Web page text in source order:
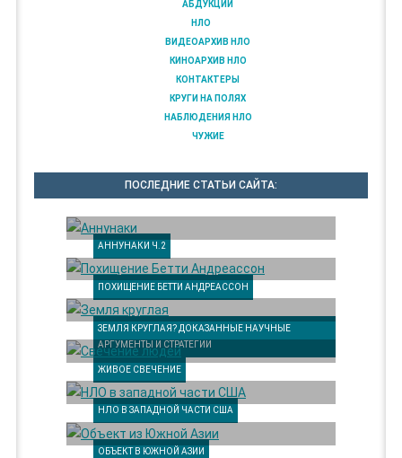
АБДУКЦИИ
НЛО
ВИДЕОАРХИВ НЛО
КИНОАРХИВ НЛО
КОНТАКТЕРЫ
КРУГИ НА ПОЛЯХ
НАБЛЮДЕНИЯ НЛО
ЧУЖИЕ
ПОСЛЕДНИЕ СТАТЬИ САЙТА:
АННУНАКИ Ч.2
ПОХИЩЕНИЕ БЕТТИ АНДРЕАССОН
ЗЕМЛЯ КРУГЛАЯ? ДОКАЗАННЫЕ НАУЧНЫЕ
АРГУМЕНТЫ И СТРАТЕГИИ
ЖИВОЕ СВЕЧЕНИЕ
НЛО В ЗАПАДНОЙ ЧАСТИ США
ОБЪЕКТ В ЮЖНОЙ АЗИИ